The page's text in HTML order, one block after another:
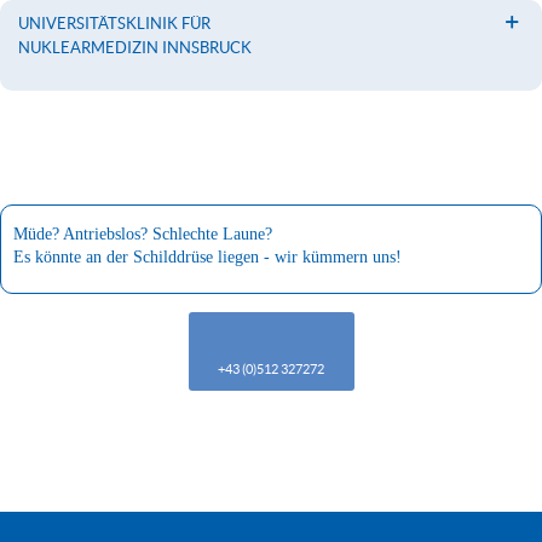
UNIVERSITÄTSKLINIK FÜR
NUKLEARMEDIZIN INNSBRUCK
Müde? Antriebslos? Schlechte Laune?
Es könnte an der Schilddrüse liegen - wir kümmern uns!
+43 (0)512 327272